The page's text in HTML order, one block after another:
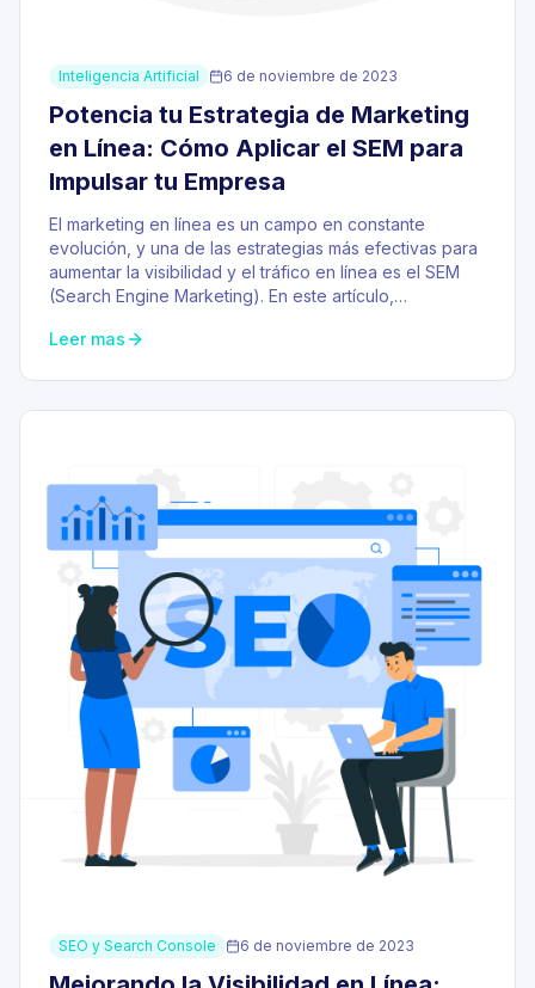
Inteligencia Artificial 6 de noviembre de 2023
Potencia tu Estrategia de Marketing
en Línea: Cómo Aplicar el SEM para
Impulsar tu Empresa
El marketing en línea es un campo en constante
evolución, y una de las estrategias más efectivas para
aumentar la visibilidad y el tráfico en línea es el SEM
(Search Engine Marketing). En este artículo,…
Leer mas
SEO y Search Console 6 de noviembre de 2023